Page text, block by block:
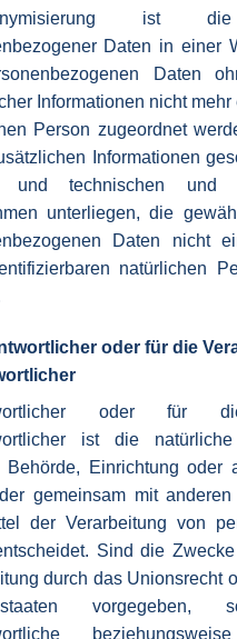
ist die
Daten in einer
Daten
Informationen nicht
Person zugeordnet
Informationen
und technischen und
unterliegen, die
Daten nicht
natürlichen
oder für die
oder für
ist die
Behörde, Einrichtung oder
gemeinsam mit
der Verarbeitung von
Sind die
durch das Unionsrecht